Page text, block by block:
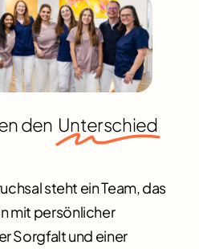
den Unterschied
steht ein Team, das
mit persönlicher
Sorgfalt und einer